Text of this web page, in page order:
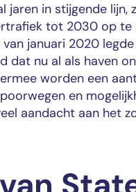
in stijgende lijn,
tot 2030 op te
januari 2020
nu al als haven
worden een
en
aandacht aan het